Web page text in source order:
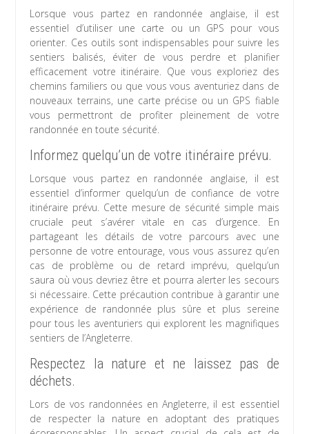
Lorsque vous partez en randonnée anglaise, il est
essentiel d’utiliser une carte ou un GPS pour vous
orienter. Ces outils sont indispensables pour suivre les
sentiers balisés, éviter de vous perdre et planifier
efficacement votre itinéraire. Que vous exploriez des
chemins familiers ou que vous vous aventuriez dans de
nouveaux terrains, une carte précise ou un GPS fiable
vous permettront de profiter pleinement de votre
randonnée en toute sécurité.
Informez quelqu’un de votre itinéraire prévu.
Lorsque vous partez en randonnée anglaise, il est
essentiel d’informer quelqu’un de confiance de votre
itinéraire prévu. Cette mesure de sécurité simple mais
cruciale peut s’avérer vitale en cas d’urgence. En
partageant les détails de votre parcours avec une
personne de votre entourage, vous vous assurez qu’en
cas de problème ou de retard imprévu, quelqu’un
saura où vous devriez être et pourra alerter les secours
si nécessaire. Cette précaution contribue à garantir une
expérience de randonnée plus sûre et plus sereine
pour tous les aventuriers qui explorent les magnifiques
sentiers de l’Angleterre.
Respectez la nature et ne laissez pas de
déchets.
Lors de vos randonnées en Angleterre, il est essentiel
de respecter la nature en adoptant des pratiques